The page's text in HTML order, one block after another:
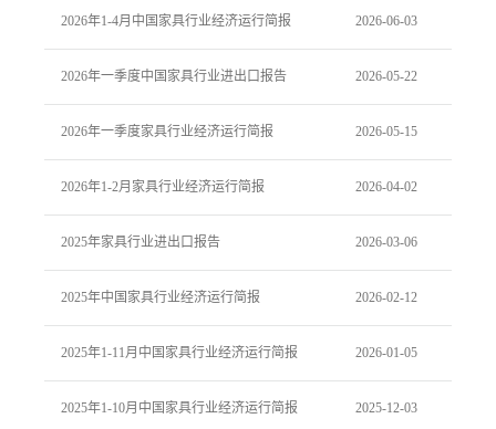
2026年1-4月中国家具行业经济运行简报 2026-06-03
2026年一季度中国家具行业进出口报告 2026-05-22
2026年一季度家具行业经济运行简报 2026-05-15
2026年1-2月家具行业经济运行简报 2026-04-02
2025年家具行业进出口报告 2026-03-06
2025年中国家具行业经济运行简报 2026-02-12
2025年1-11月中国家具行业经济运行简报 2026-01-05
2025年1-10月中国家具行业经济运行简报 2025-12-03